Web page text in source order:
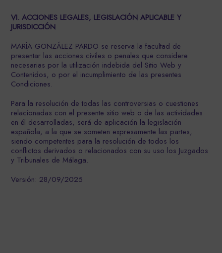
VI. ACCIONES LEGALES, LEGISLACIÓN APLICABLE Y
JURISDICCIÓN
MARÍA GONZÁLEZ PARDO se reserva la facultad de
presentar las acciones civiles o penales que considere
necesarias por la utilización indebida del Sitio Web y
Contenidos, o por el incumplimiento de las presentes
Condiciones.
Para la resolución de todas las controversias o cuestiones
relacionadas con el presente sitio web o de las actividades
en él desarrolladas, será de aplicación la legislación
española, a la que se someten expresamente las partes,
siendo competentes para la resolución de todos los
conflictos derivados o relacionados con su uso los Juzgados
y Tribunales de Málaga.
Versión: 28/09/2025